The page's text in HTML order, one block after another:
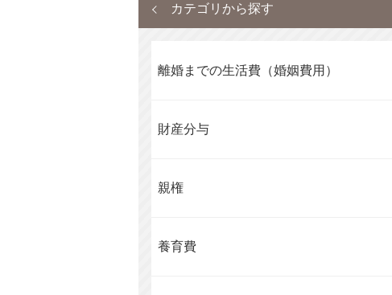
カテゴリから探す
離婚までの生活費（婚姻費用）
財産分与
親権
養育費